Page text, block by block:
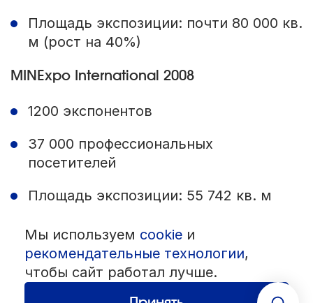
Площадь экспозиции: почти 80 000 кв.
м (рост на 40%)
MINExpo International 2008
1200 экспонентов
37 000 профессиональных
посетителей
Площадь экспозиции: 55 742 кв. м
© 1992 — 2026 ООО «НЕГУС ЭКСПО Интернэшнл»
Все права защищены. Использование материалов возможно только
со ссылкой на источник.
Политика конфиденциальности
Пользовательское соглашение
Мы используем cookieи
рекомендательные технологии,
чтобы сайт работал лучше.